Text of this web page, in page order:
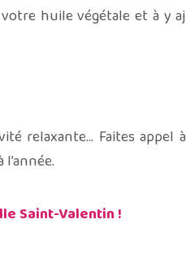
huile végétale et à y
relaxante… Faites
Saint-Valentin !